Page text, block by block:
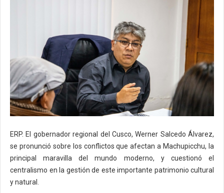
ERP. El gobernador regional del Cusco, Werner Salcedo Álvarez,
se pronunció sobre los conflictos que afectan a Machupicchu, la
principal maravilla del mundo moderno, y cuestionó el
centralismo en la gestión de este importante patrimonio cultural
y natural.